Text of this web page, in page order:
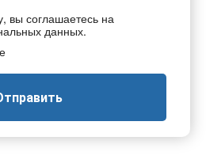
вы соглашаетесь на
данных.